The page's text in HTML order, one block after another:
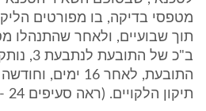
מטפסי בדיקה, בו מפורטים
תוך שבועיים, ולאחר שהתנהלו
ב"כ של
התובעת, לאחר 16
תיקון הלקויים. (ראה סעיפים 24 - 62 לסיכומי הנתבעים).